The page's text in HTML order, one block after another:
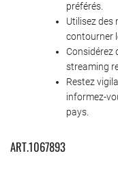
préférés.
Utilisez des
contourner
Considérez
streaming
Restez
informez-
pays.
ART.1067893